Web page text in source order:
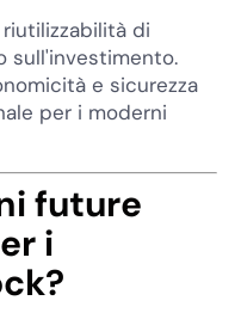
riutilizzabilità di
sull'investimento.
e sicurezza
per i moderni
future
i